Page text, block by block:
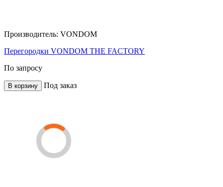
Производитель: VONDOM
Перегородки VONDOM THE FACTORY
По запросу
В корзину Под заказ